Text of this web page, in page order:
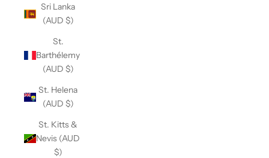
Sri Lanka
(AUD $)
St.
Barthélemy
(AUD $)
St. Helena
(AUD $)
St. Kitts &
Nevis (AUD
$)